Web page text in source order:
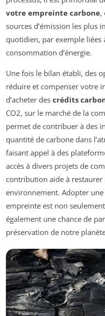
votre empreinte carbone,
sources d’émission les plus
quotidien, par exemple liées
consommation d’énergie.
Une fois le bilan établi, des
réduire et compenser votre
d’acheter des crédits
CO2, sur le marché de la
permet de contribuer à des
quantité de carbone dans
faisant appel à des
accès à divers projets de
contribution aide à
environnement. Adopter
empreinte est non
également une chance de
préservation de notre